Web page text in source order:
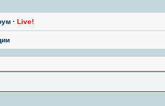
· Live!